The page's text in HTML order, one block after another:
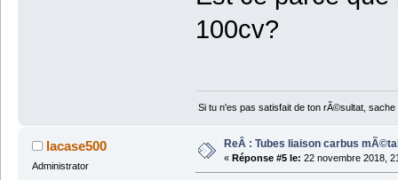
100cv?
Si tu n'es pas satisfait de ton rÃ©sultat,
lacase500
Administrator
ReÂ : Tubes liaison carbus
« Réponse #5 le: 22 novembre 2018,